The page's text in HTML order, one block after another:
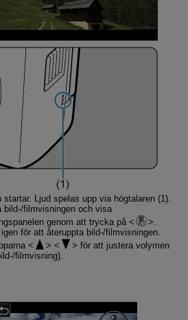
startar. Ljud spelas upp via högtalaren (1).
bild-/filmvisningen och visa
genom att trycka på
.
för att återuppta bild-/filmvisningen.
för att justera volymen
filmvisning).